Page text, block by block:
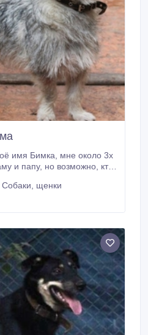
мне около 3х
возможно, кто-
себя в квартире или в
Собаки, щенки